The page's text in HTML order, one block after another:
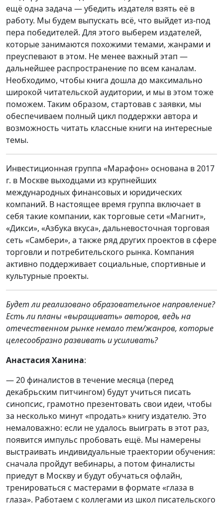
ещё одна задача — убедить издателя взять её в
работу. Мы будем выпускать всё, что выйдет из-под
пера победителей. Для этого выберем издателей,
которые занимаются похожими темами, жанрами и
преуспевают в этом. Не менее важный этап —
дальнейшее распространение по всем каналам.
Необходимо, чтобы книга дошла до максимально
широкой читательской аудитории, и мы в этом тоже
поможем. Таким образом, стартовав с заявки, мы
обеспечиваем полный цикл поддержки автора и
возможность читать классные книги на интересные
темы.
Инвестиционная группа «Марафон» основана в 2017
г. в Москве выходцами из крупнейших
международных финансовых и юридических
компаний. В настоящее время группа включает в
себя такие компании, как торговые сети «Магнит»,
«Дикси», «Азбука вкуса», дальневосточная торговая
сеть «Самбери», а также ряд других проектов в сфере
торговли и потребительского рынка. Компания
активно поддерживает социальные, спортивные и
культурные проекты.
Будет ли реализовано образовательное направление?
Есть ли планы «выращивать» авторов, ведь на
отечественном рынке немало тем/жанров, которые
целесообразно развивать и усиливать?
Анастасия Ханина:
— 20 финалистов в течение месяца (перед
декабрьским питчингом) будут учиться писать
синопсис, грамотно презентовать свои идеи, чтобы
за несколько минут «продать» книгу издателю. Это
немаловажно: если не удалось выиграть в этот раз,
появится импульс пробовать ещё. Мы намерены
выстраивать индивидуальные траектории обучения:
сначала пройдут вебинары, а потом финалисты
приедут в Москву и будут обучаться офлайн,
тренироваться с мастерами в формате «глаза в
глаза». Работаем с коллегами из школ писательского